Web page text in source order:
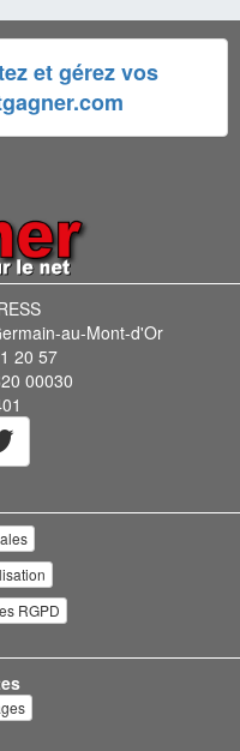
et gérez vos
au-Mont-d'Or
20 57
00030
RGPD